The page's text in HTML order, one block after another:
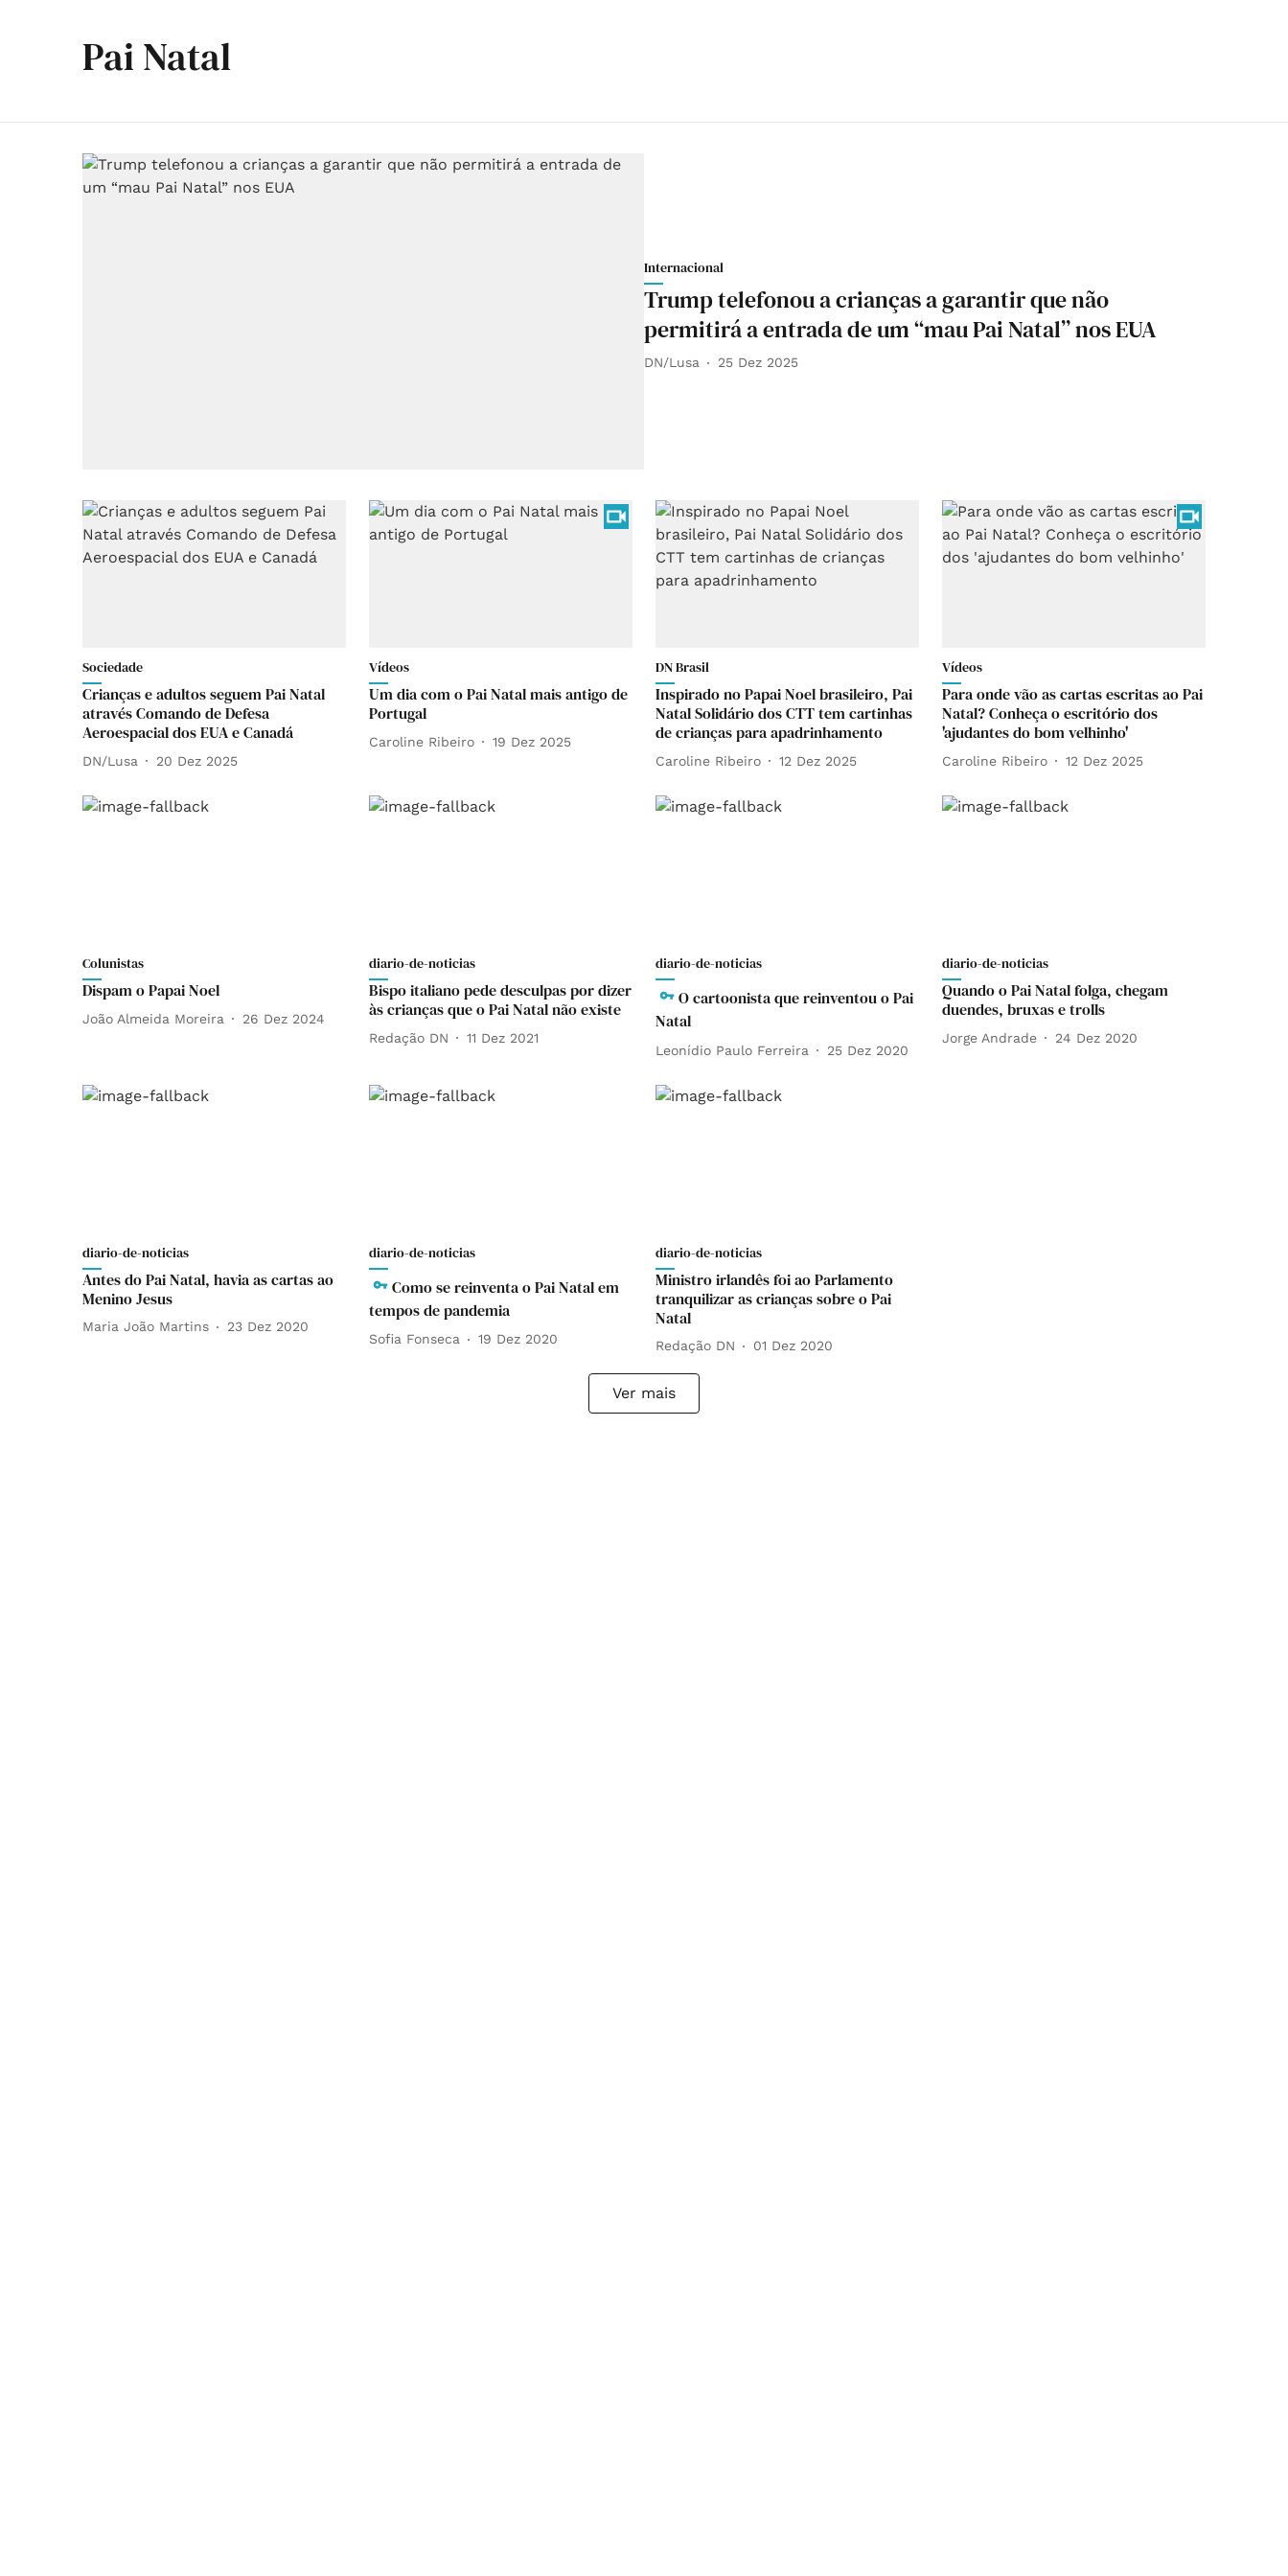
Pai Natal
Internacional
Trump telefonou a crianças a garantir que não
permitirá a entrada de um “mau Pai Natal” nos EUA
DN/Lusa 25 Dez 2025
Sociedade
Crianças e adultos seguem Pai Natal
através Comando de Defesa
Aeroespacial dos EUA e Canadá
DN/Lusa 20 Dez 2025
Vídeos
Um dia com o Pai Natal mais antigo de
Portugal
Caroline Ribeiro 19 Dez 2025
DN Brasil
Inspirado no Papai Noel brasileiro, Pai
Natal Solidário dos CTT tem cartinhas
de crianças para apadrinhamento
Caroline Ribeiro 12 Dez 2025
Vídeos
Para onde vão as cartas escritas ao Pai
Natal? Conheça o escritório dos
'ajudantes do bom velhinho'
Caroline Ribeiro 12 Dez 2025
Colunistas
Dispam o Papai Noel
João Almeida Moreira 26 Dez 2024
diario-de-noticias
Bispo italiano pede desculpas por dizer
às crianças que o Pai Natal não existe
Redação DN 11 Dez 2021
diario-de-noticias
O cartoonista que reinventou o Pai
Natal
Leonídio Paulo Ferreira 25 Dez 2020
diario-de-noticias
Quando o Pai Natal folga, chegam
duendes, bruxas e trolls
Jorge Andrade 24 Dez 2020
diario-de-noticias
Antes do Pai Natal, havia as cartas ao
Menino Jesus
Maria João Martins 23 Dez 2020
diario-de-noticias
Como se reinventa o Pai Natal em
tempos de pandemia
Sofia Fonseca 19 Dez 2020
diario-de-noticias
Ministro irlandês foi ao Parlamento
tranquilizar as crianças sobre o Pai
Natal
Redação DN 01 Dez 2020
Ver mais